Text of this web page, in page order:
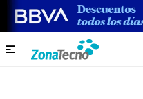
